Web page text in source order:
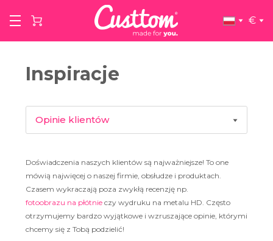
€
Inspiracje
Opinie klientów
Artyści
Wywiady
Doświadczenia naszych klientów są najważniejsze! To one
mówią najwięcej o naszej firmie, obsłudze i produktach.
Czasem wykraczają poza zwykłą recenzję np.
fotoobrazu na płótnie czy wydruku na metalu HD. Często
otrzymujemy bardzo wyjątkowe i wzruszające opinie, którymi
chcemy się z Tobą podzielić!